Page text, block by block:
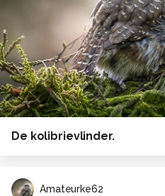
De kolibrievlinder.
Amateurke62